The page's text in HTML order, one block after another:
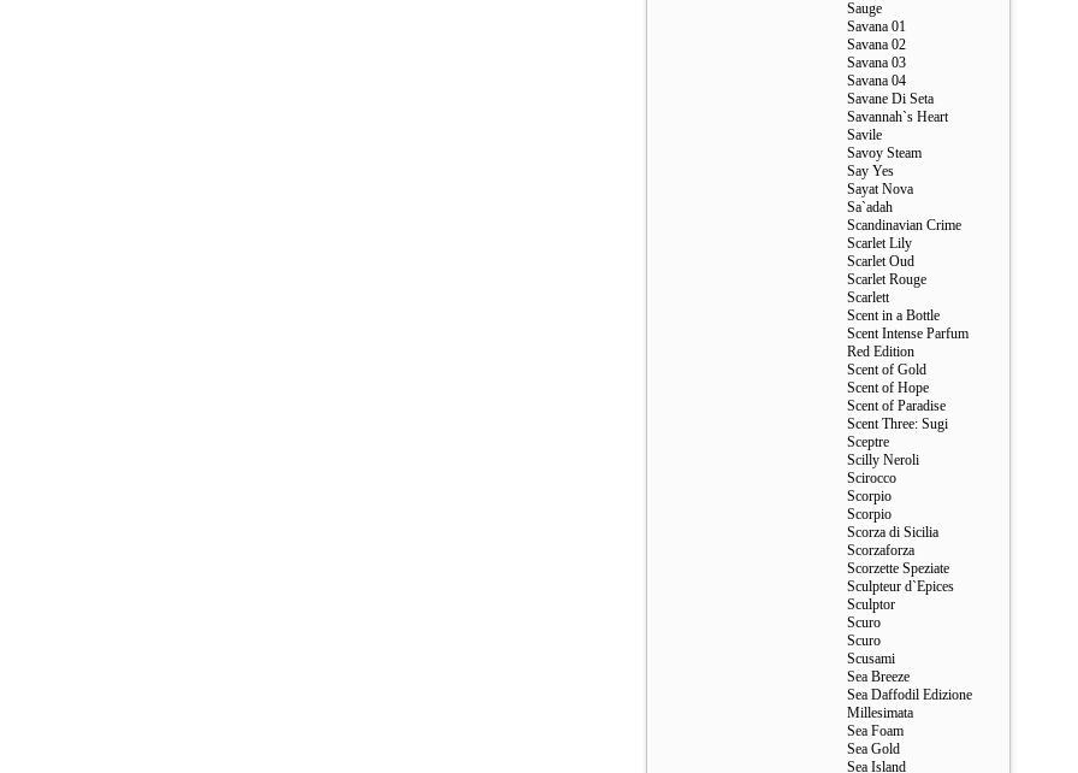
Sauge
Savana 01
Savana 02
Savana 03
Savana 04
Savane Di Seta
Savannah`s Heart
Savile
Savoy Steam
Say Yes
Sayat Nova
Sa`adah
Scandinavian Crime
Scarlet Lily
Scarlet Oud
Scarlet Rouge
Scarlett
Scent in a Bottle
Scent Intense Parfum
Red Edition
Scent of Gold
Scent of Hope
Scent of Paradise
Scent Three: Sugi
Sceptre
Scilly Neroli
Scirocco
Scorpio
Scorpio
Scorza di Sicilia
Scorzaforza
Scorzette Speziate
Sculpteur d`Epices
Sculptor
Scuro
Scuro
Scusami
Sea Breeze
Sea Daffodil Edizione
Millesimata
Sea Foam
Sea Gold
Sea Island